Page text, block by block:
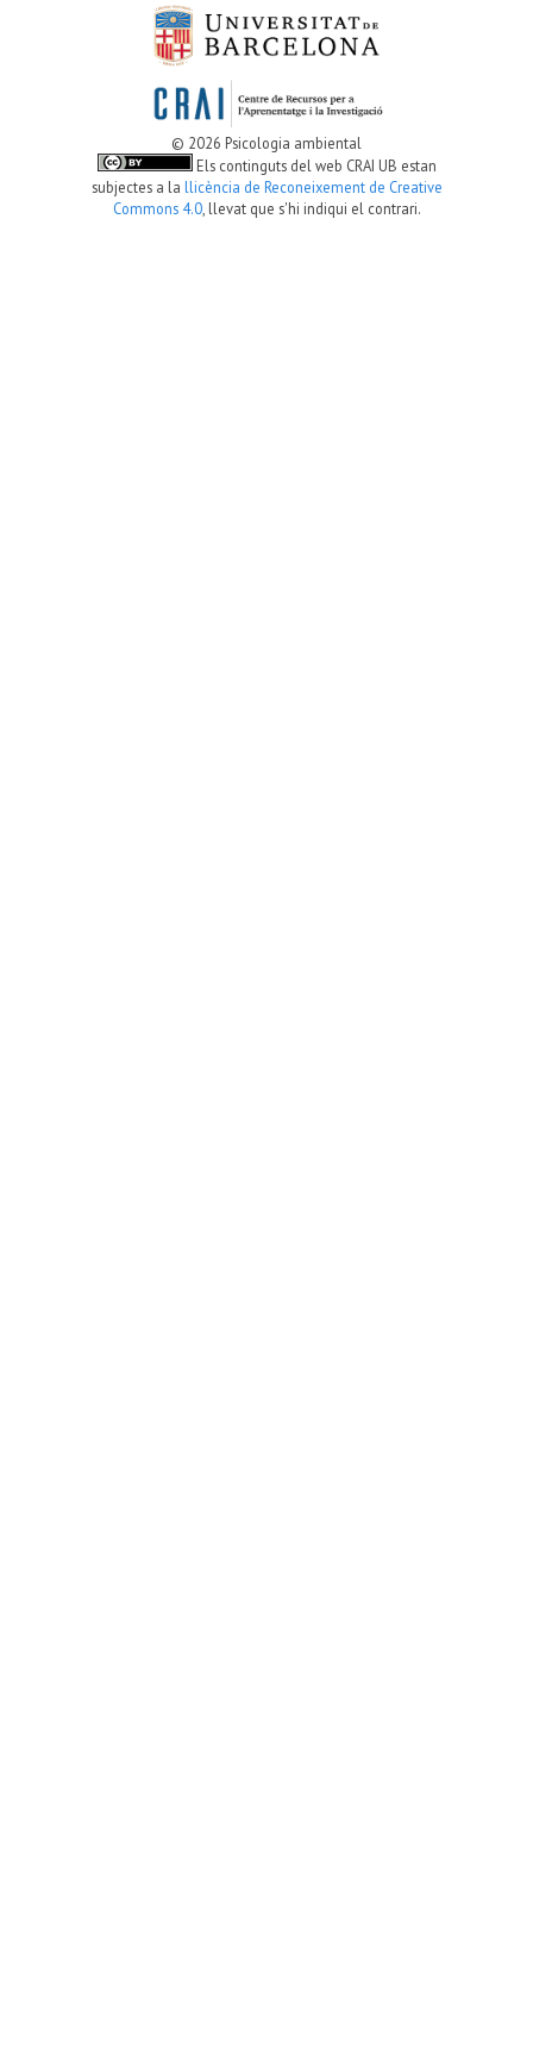
© 2026 Psicologia ambiental
Els continguts del web CRAI UB estan
subjectes a la llicència de Reconeixement de Creative
Commons 4.0, llevat que s'hi indiqui el contrari.